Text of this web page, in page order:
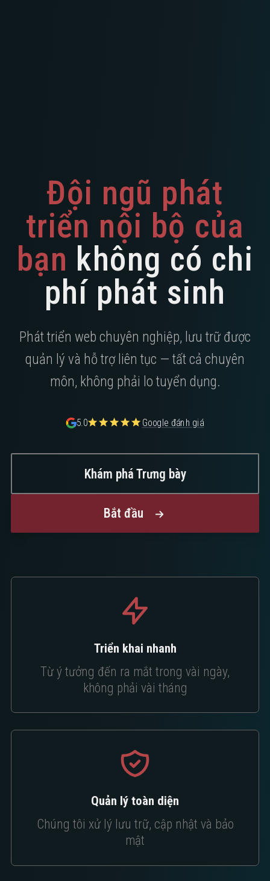
Đội ngũ phát
triển nội bộ của
bạn không có chi
phí phát sinh
Phát triển web chuyên nghiệp, lưu trữ được
quản lý và hỗ trợ liên tục — tất cả chuyên
môn, không phải lo tuyển dụng.
5.0 Google đánh giá
Khám phá Trưng bày
Bắt đầu
Triển khai nhanh
Từ ý tưởng đến ra mắt trong vài ngày,
không phải vài tháng
Quản lý toàn diện
Chúng tôi xử lý lưu trữ, cập nhật và bảo
mật